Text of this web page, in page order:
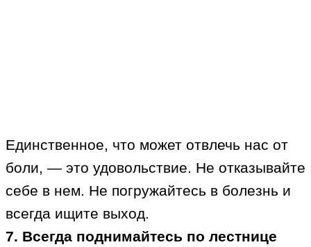
Единственное, что может отвлечь нас от
боли, — это удовольствие. Не отказывайте
себе в нем. Не погружайтесь в болезнь и
всегда ищите выход.
7. Всегда поднимайтесь по лестнице